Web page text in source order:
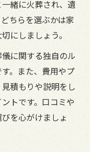
骨の選択肢
はどんな方法か
供養グッズの特
のメリット
法と注意点
緒に火葬され、遺
ちらを選ぶかは家
にしましょう。
に関する独自のル
。また、費用やプ
積もりや説明をし
トです。口コミや
を心がけましょ